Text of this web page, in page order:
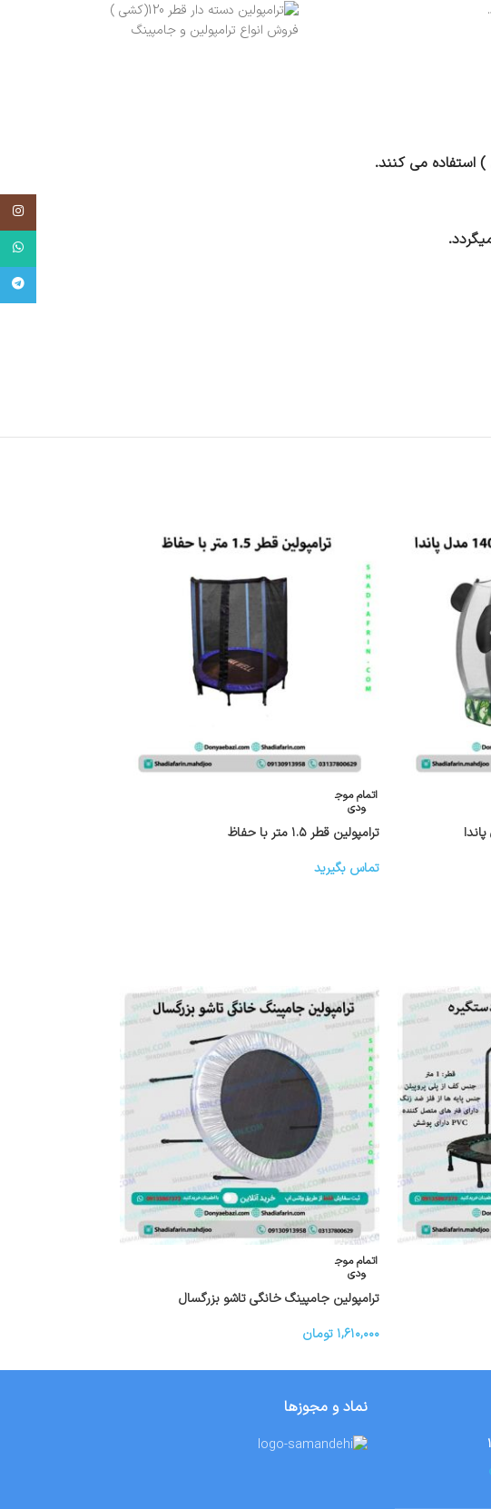
فروش انواع ترامپولین و جامپینگ
اتمام موج
ودی
ترامپولین قطر ۱.۵ متر با حفاظ
تماس بگیرید
اتمام موج
ودی
ترامپولین جامپینگ خانگی تاشو بزرگسال
۱,۶۱۰,۰۰۰ تومان
نماد و مجوزها
واتساپ
تلگرام